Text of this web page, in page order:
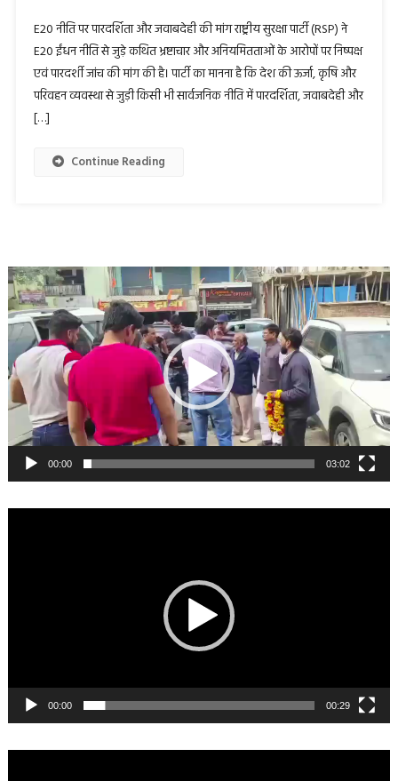
E20 नीति पर पारदर्शिता और जवाबदेही की मांग राष्ट्रीय सुरक्षा पार्टी (RSP) ने
E20 ईंधन नीति से जुड़े कथित भ्रष्टाचार और अनियमितताओं के आरोपों पर निष्पक्ष
एवं पारदर्शी जांच की मांग की है। पार्टी का मानना है कि देश की ऊर्जा, कृषि और
परिवहन व्यवस्था से जुड़ी किसी भी सार्वजनिक नीति में पारदर्शिता, जवाबदेही और
[…]
Continue Reading
Video
Player
00:00 03:02
00:00 00:29